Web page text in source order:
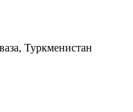
Туркменистан